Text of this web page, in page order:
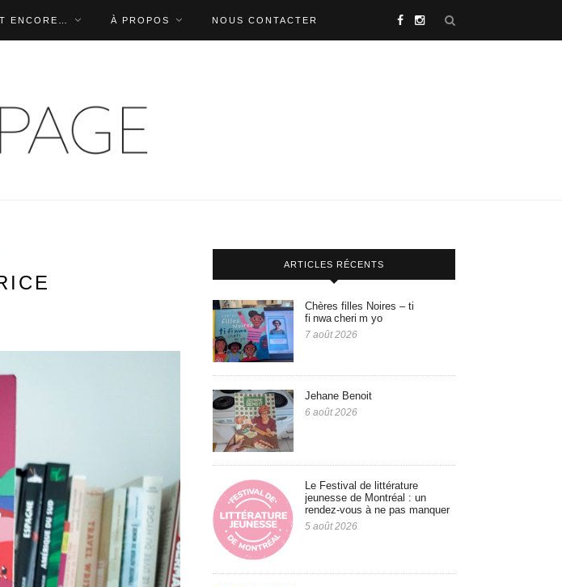
ENCORE… À PROPOS NOUS CONTACTER
ARTICLES RÉCENTS
Chères filles Noires – ti
fi nwa cheri m yo
7 août 2026
Jehane Benoit
6 août 2026
Le Festival de littérature
jeunesse de Montréal : un
rendez-vous à ne pas manquer
5 août 2026